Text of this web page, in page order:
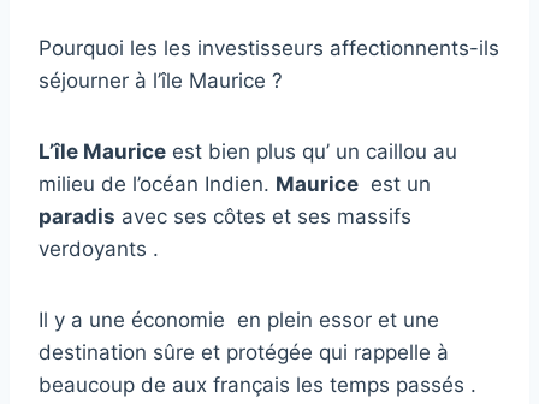
Pourquoi les les investisseurs affectionnents-ils
séjourner à l’île Maurice ?
L’île Maurice est bien plus qu’ un caillou au
milieu de l’océan Indien. Maurice est un
paradis avec ses côtes et ses massifs
verdoyants .
Il y a une économie en plein essor et une
destination sûre et protégée qui rappelle à
beaucoup de aux français les temps passés .